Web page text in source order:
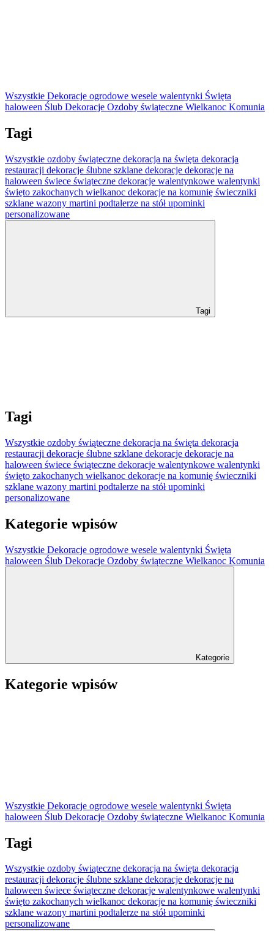
Wszystkie Dekoracje ogrodowe wesele walentynki Święta
haloween Ślub Dekoracje Ozdoby świąteczne Wielkanoc Komunia
Tagi
Wszystkie ozdoby świąteczne dekoracja na święta dekoracja
restauracji dekoracje ślubne szklane dekoracje dekoracje na
haloween świece świąteczne dekoracje walentynkowe walentynki
święto zakochanych wielkanoc dekoracje na komunię świeczniki
szklane wazony martini podtalerze na stółupominki
personalizowane
Tagi
Tagi
Wszystkie ozdoby świąteczne dekoracja na święta dekoracja
restauracji dekoracje ślubne szklane dekoracje dekoracje na
haloween świece świąteczne dekoracje walentynkowe walentynki
święto zakochanych wielkanoc dekoracje na komunię świeczniki
szklane wazony martini podtalerze na stółupominki
personalizowane
Kategorie wpisów
Wszystkie Dekoracje ogrodowe wesele walentynki Święta
haloween Ślub Dekoracje Ozdoby świąteczne Wielkanoc Komunia
Kategorie
Kategorie wpisów
Wszystkie Dekoracje ogrodowe wesele walentynki Święta
haloween Ślub Dekoracje Ozdoby świąteczne Wielkanoc Komunia
Tagi
Wszystkie ozdoby świąteczne dekoracja na święta dekoracja
restauracji dekoracje ślubne szklane dekoracje dekoracje na
haloween świece świąteczne dekoracje walentynkowe walentynki
święto zakochanych wielkanoc dekoracje na komunię świeczniki
szklane wazony martini podtalerze na stółupominki
personalizowane